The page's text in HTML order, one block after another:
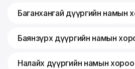
Баганхангай дүүргийн намын
Баянзүрх дүүргийн намын
Налайх дүүргийн намын хороо